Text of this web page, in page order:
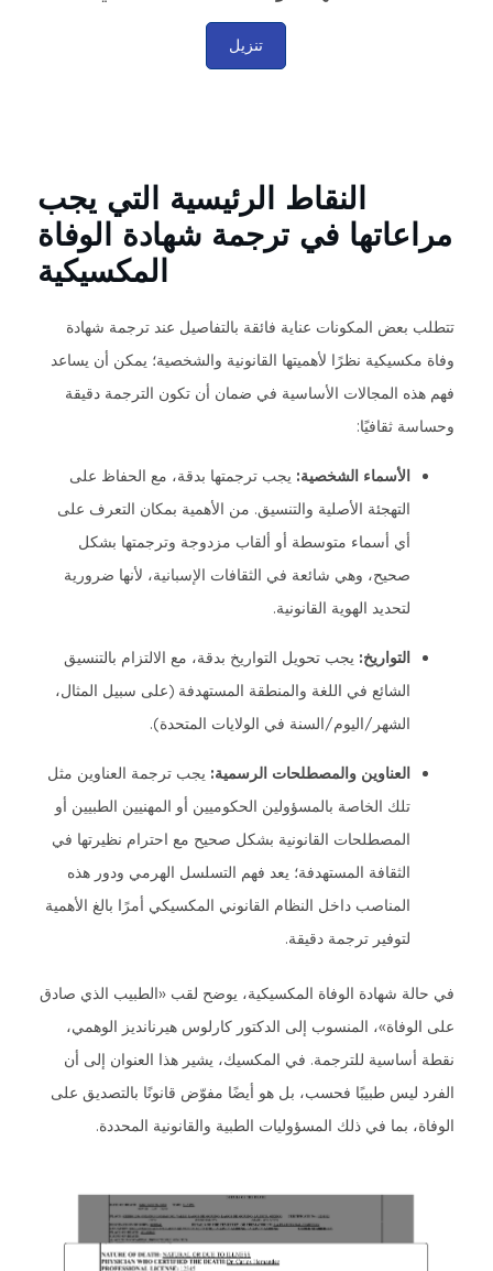
تنزيل
النقاط الرئيسية التي يجب
مراعاتها في ترجمة شهادة الوفاة
المكسيكية
تتطلب بعض المكونات عناية فائقة بالتفاصيل عند ترجمة شهادة
وفاة مكسيكية نظرًا لأهميتها القانونية والشخصية؛ يمكن أن يساعد
فهم هذه المجالات الأساسية في ضمان أن تكون الترجمة دقيقة
وحساسة ثقافيًا:
الأسماء الشخصية: يجب ترجمتها بدقة، مع الحفاظ على
التهجئة الأصلية والتنسيق. من الأهمية بمكان التعرف على
أي أسماء متوسطة أو ألقاب مزدوجة وترجمتها بشكل
صحيح، وهي شائعة في الثقافات الإسبانية، لأنها ضرورية
لتحديد الهوية القانونية.
التواريخ: يجب تحويل التواريخ بدقة، مع الالتزام بالتنسيق
الشائع في اللغة والمنطقة المستهدفة (على سبيل المثال،
الشهر/اليوم/السنة في الولايات المتحدة).
العناوين والمصطلحات الرسمية: يجب ترجمة العناوين مثل
تلك الخاصة بالمسؤولين الحكوميين أو المهنيين الطبيين أو
المصطلحات القانونية بشكل صحيح مع احترام نظيرتها في
الثقافة المستهدفة؛ يعد فهم التسلسل الهرمي ودور هذه
المناصب داخل النظام القانوني المكسيكي أمرًا بالغ الأهمية
لتوفير ترجمة دقيقة.
في حالة شهادة الوفاة المكسيكية، يوضح لقب «الطبيب الذي صادق
على الوفاة»، المنسوب إلى الدكتور كارلوس هيرنانديز الوهمي،
نقطة أساسية للترجمة. في المكسيك، يشير هذا العنوان إلى أن
الفرد ليس طبيبًا فحسب، بل هو أيضًا مفوّض قانونًا بالتصديق على
الوفاة، بما في ذلك المسؤوليات الطبية والقانونية المحددة.